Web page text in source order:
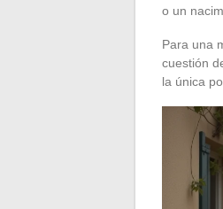
o un
Para una
cuestión
la única